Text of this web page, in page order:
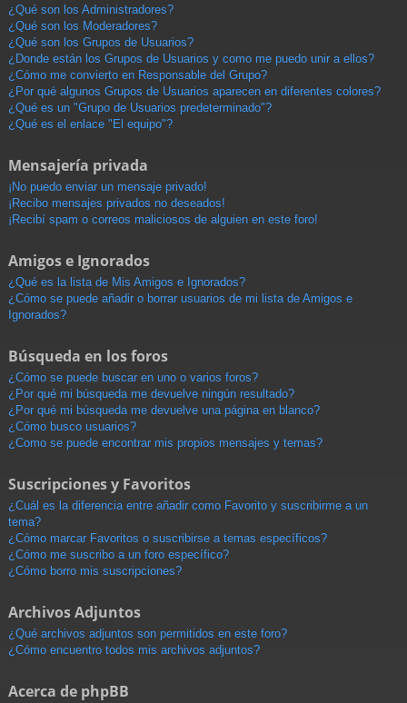
¿Qué son los Administradores?
¿Qué son los Moderadores?
¿Qué son los Grupos de Usuarios?
¿Donde están los Grupos de Usuarios y como me puedo unir a ellos?
¿Cómo me convierto en Responsable del Grupo?
¿Por qué algunos Grupos de Usuarios aparecen en diferentes colores?
¿Qué es un "Grupo de Usuarios predeterminado"?
¿Qué es el enlace "El equipo"?
Mensajería privada
¡No puedo enviar un mensaje privado!
¡Recibo mensajes privados no deseados!
¡Recibí spam o correos maliciosos de alguien en este foro!
Amigos e Ignorados
¿Qué es la lista de Mis Amigos e Ignorados?
¿Cómo se puede añadir o borrar usuarios de mi lista de Amigos e
Ignorados?
Búsqueda en los foros
¿Cómo se puede buscar en uno o varios foros?
¿Por qué mi búsqueda me devuelve ningún resultado?
¿Por qué mi búsqueda me devuelve una página en blanco?
¿Cómo busco usuarios?
¿Como se puede encontrar mis propios mensajes y temas?
Suscripciones y Favoritos
¿Cuál es la diferencia entre añadir como Favorito y suscribirme a un
tema?
¿Cómo marcar Favoritos o suscribirse a temas específicos?
¿Cómo me suscribo a un foro específico?
¿Cómo borro mis suscripciones?
Archivos Adjuntos
¿Qué archivos adjuntos son permitidos en este foro?
¿Cómo encuentro todos mis archivos adjuntos?
Acerca de phpBB